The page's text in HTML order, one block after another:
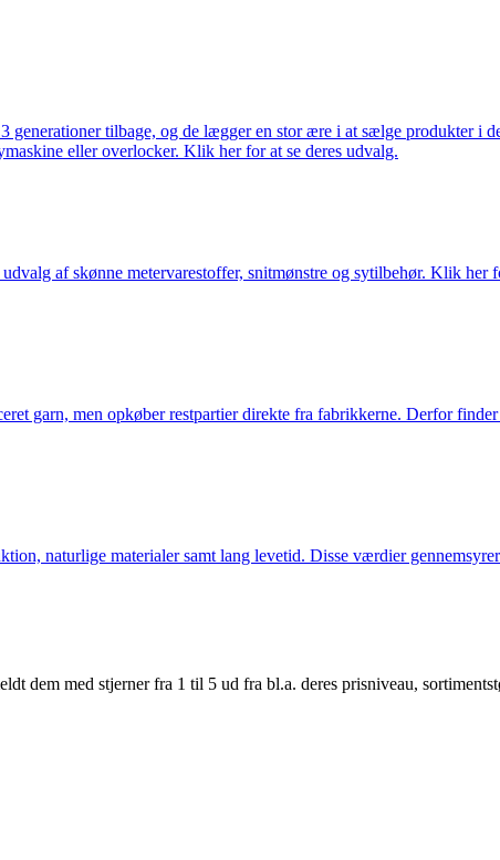
generationer tilbage, og de lægger en stor ære i at sælge produkter i
eller overlocker. Klik her for at se deres udvalg.
af skønne metervarestoffer, snitmønstre og sytilbehør. Klik her
garn, men opkøber restpartier direkte fra fabrikkerne. Derfor
naturlige materialer samt lang levetid. Disse værdier
dem med stjerner fra 1 til 5 ud fra bl.a. deres prisniveau,